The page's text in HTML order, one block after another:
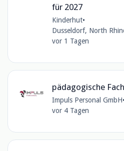
für 2027
Kinderhut•
Dusseldorf, North
vor 1 Tagen
pädagogische
Impuls Personal GmbH•
vor 4 Tagen